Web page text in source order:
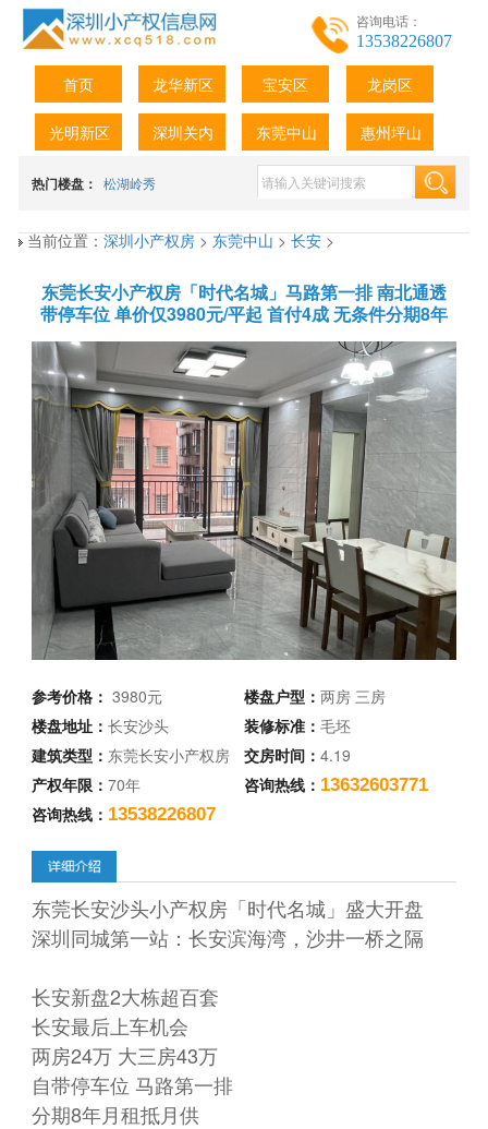
咨询电话：
13538226807
首页 龙华新区 宝安区 龙岗区
光明新区 深圳关内 东莞中山 惠州坪山
热门楼盘： 松湖岭秀
当前位置：深圳小产权房>东莞中山>长安>
东莞长安小产权房「时代名城」马路第一排 南北通透
带停车位 单价仅3980元/平起 首付4成 无条件分期8年
参考价格：3980元 楼盘户型： 两房 三房
楼盘地址：长安沙头 装修标准： 毛坯
建筑类型： 东莞长安小产权房 交房时间： 4.19
产权年限：70年 咨询热线： 13632603771
咨询热线： 13538226807
东莞长安沙头小产权房「时代名城」盛大开盘
深圳同城第一站：长安滨海湾，沙井一桥之隔
长安新盘2大栋超百套
长安最后上车机会
两房24万 大三房43万
自带停车位 马路第一排
分期8年月租抵月供